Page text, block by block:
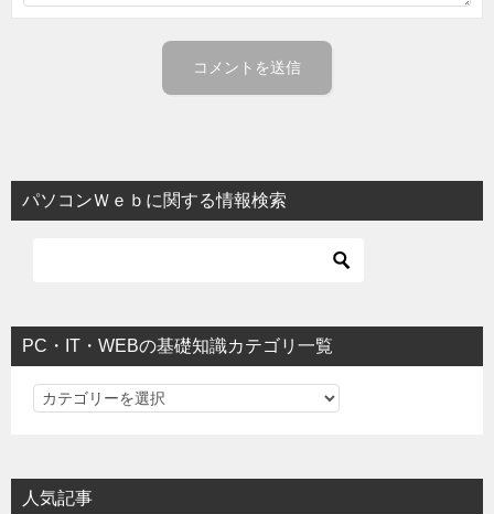
パソコンＷｅｂに関する情報検索
PC・IT・WEBの基礎知識カテゴリ一覧
PC・IT・WEBの基礎知識カテゴリ一覧
人気記事